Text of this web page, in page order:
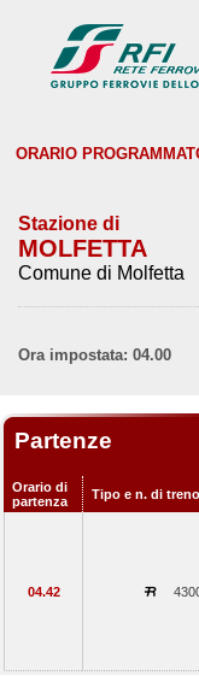
ORARIO
Stazione di
MOLFETTA
Comune di Molfetta
Ora impostata: 04.00
Partenze
Orario di
partenza
Tipo e n. di treno
04.42